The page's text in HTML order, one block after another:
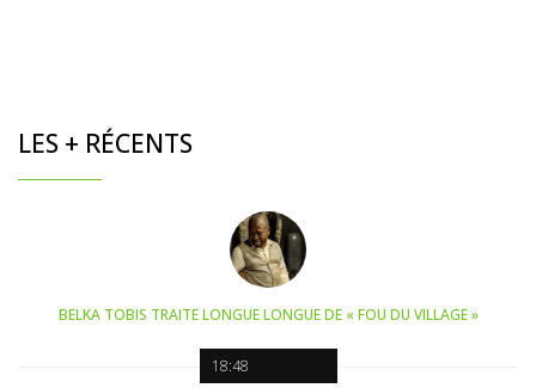
LES + RÉCENTS
18:48
BELKA TOBIS TRAITE LONGUE LONGUE DE « FOU DU VILLAGE »